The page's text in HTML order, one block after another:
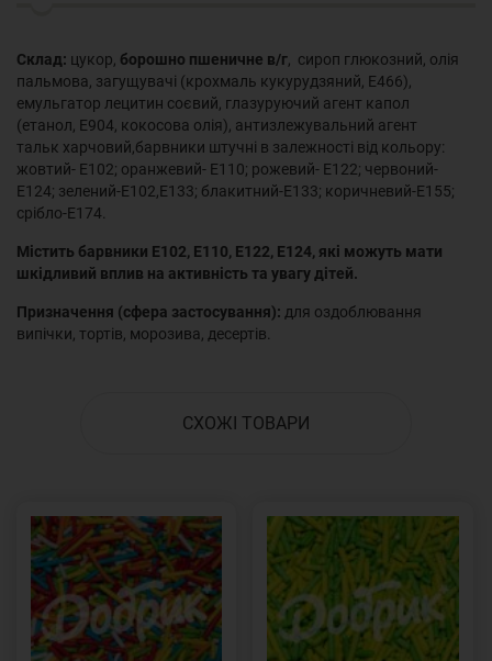
Склад: цукор, борошно пшеничне в/г , сироп глюкозний, олія
пальмова, загущувачі (крохмаль кукурудзяний, Е466),
емульгатор лецитин соєвий, глазуруючий агент капол
(етанол, Е904, кокосова олія), антизлежувальний агент
тальк харчовий,барвники штучні в залежності від кольору:
жовтий- Е102; оранжевий- Е110; рожевий- Е122; червоний-
Е124; зелений-Е102,Е133; блакитний-Е133; коричневий-Е155;
срібло-Е174.
Містить барвники Е102, Е110, Е122, Е124, які можуть мати
шкідливий вплив на активність та увагу дітей.
Призначення (сфера застосування): для оздоблювання
випічки, тортів, морозива, десертів.
СХОЖІ ТОВАРИ